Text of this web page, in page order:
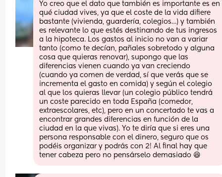
Yo creo que el dato que también es importante es en
qué ciudad vives, ya que el coste de la vida difiere
bastante (vivienda, guardería, colegios…) y también
es relevante lo que estés destinando de tus ingresos
a la hipoteca. Los gastos al inicio no van a variar
tanto (como te decían, pañales sobretodo y alguna
cosa que quieras renovar), supongo que las
diferencias vienen cuando ya van creciendo
(cuando ya comen de verdad, sí que verás que se
incrementa el gasto en comida) y según el colegio
al que los quieras llevar (un colegio público tendrá
un coste parecido en toda España (comedor,
extraescolares, etc), pero en un concertado te vas a
encontrar grandes diferencias en función de la
ciudad en la que vivas). Yo te diría que si eres una
persona responsable con el dinero, seguro que os
podéis organizar y podrás con 2! Al final hay que
tener cabeza pero no pensárselo demasiado 😆